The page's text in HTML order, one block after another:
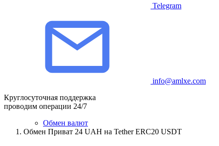
Telegram
info@amlxe.com
Круглосуточная поддержка
проводим операции 24/7
Обмен валют
Обмен Приват 24 UAH на Tether ERC20 USDT